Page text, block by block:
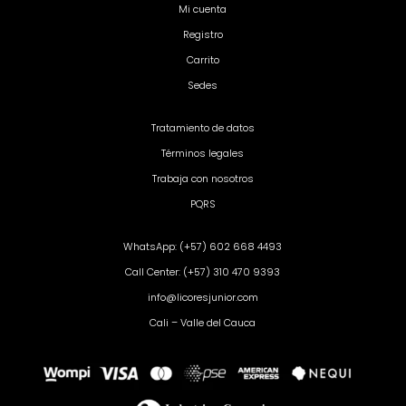
Mi cuenta
Registro
Carrito
Sedes
Tratamiento de datos
Términos legales
Trabaja con nosotros
PQRS
WhatsApp: (+57) 602 668 4493
Call Center: (+57) 310 470 9393
info@licoresjunior.com
Cali – Valle del Cauca